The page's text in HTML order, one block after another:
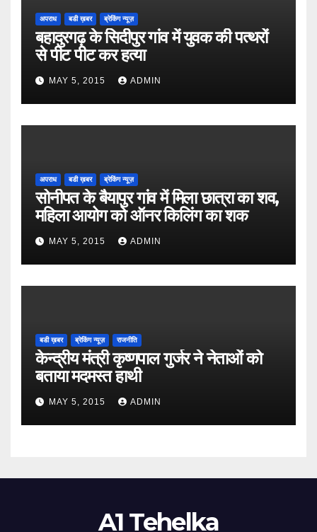
अपराध बडी ख़बर ब्रेकिंग न्यूज़
बहादुरगढ़ के सिदीपुर गांव में युवक की पत्थरों
से पीट पीट कर हत्या
MAY 5, 2015 ADMIN
अपराध बडी ख़बर ब्रेकिंग न्यूज़
सोनीपत के बैयापुर गांव में मिला छात्रा का शव,
महिला आयोग को ऑनर किलिंग का शक
MAY 5, 2015 ADMIN
बडी ख़बर ब्रेकिंग न्यूज़ राजनीति
केन्द्रीय मंत्री कृष्णपाल गुर्जर ने नेताओं को
बताया मदमस्त हाथी
MAY 5, 2015 ADMIN
A1 Tehelka